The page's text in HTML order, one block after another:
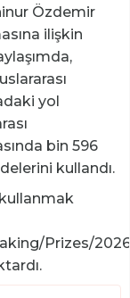
Özdemir
ilişkin
yol
bin 596
kullandı.
Prizes/